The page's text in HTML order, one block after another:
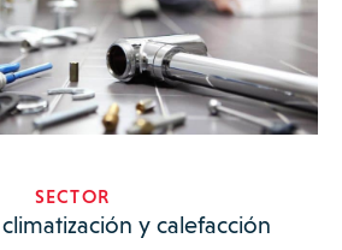
SECTOR
y calefacción